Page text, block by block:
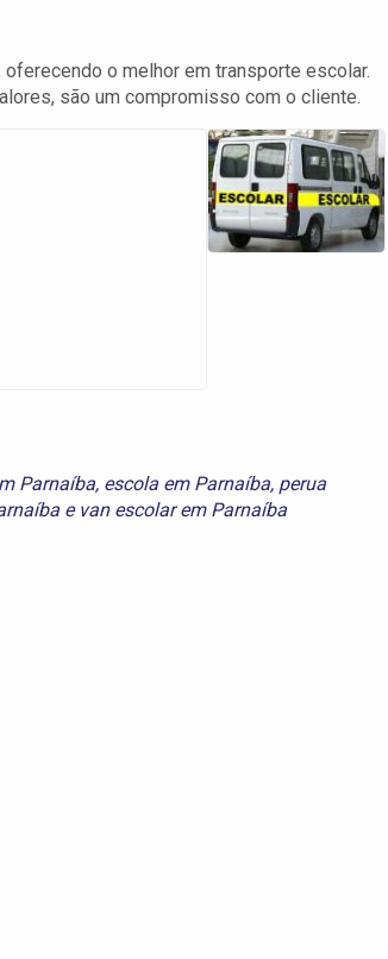
o melhor em transporte escolar.
são um compromisso com o cliente.
Parnaíba, escola em Parnaíba, perua
e van escolar em Parnaíba